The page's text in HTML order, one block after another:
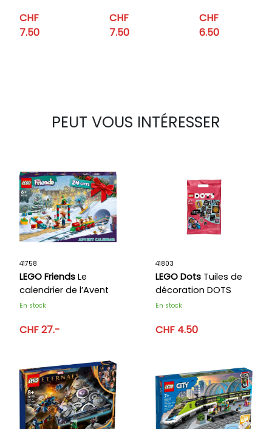
CHF
7.50
CHF
7.50
CHF
6.50
PEUT VOUS INTÉRESSER
41758
LEGO Friends Le
calendrier de l’Avent
2023 LEGO Friends
En stock
CHF 27.-
41803
LEGO Dots Tuiles de
décoration DOTS
Série 8 - Paillettes
En stock
CHF 4.50